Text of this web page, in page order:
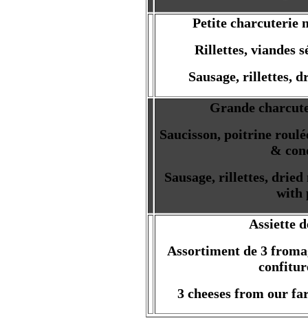
Petite charcuterie
Rillettes, viandes
Sausage, rillettes,
Grande
Saucisson, poitrine
&
Sausage, rillettes,
with
Assiette
Assortiment de 3
3 cheeses from our